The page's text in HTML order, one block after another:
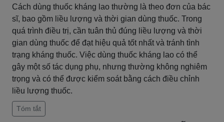
Cách dùng thuốc kháng lao thường là theo đơn của bác
sĩ, bao gồm liều lượng và thời gian dùng thuốc. Trong
quá trình điều trị, cần tuân thủ đúng liều lượng và thời
gian dùng thuốc để đạt hiệu quả tốt nhất và tránh tình
trạng kháng thuốc. Việc dùng thuốc kháng lao có thể
gây một số tác dụng phụ, nhưng thường không nghiêm
trọng và có thể được kiểm soát bằng cách điều chỉnh
liều lượng thuốc.
Tóm tắt